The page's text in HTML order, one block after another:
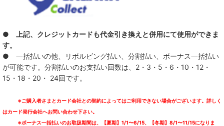
● 上記、クレジットカードも代金引き換えと併用にて使用ができま
す。
● 一括払いの他、リボルビング払い、分割払い、ボーナス一括払い
が可能です。分割払いのお支払い回数は、2・3・5・6・10・12・
15・18・20・ 24回です。
※ご購入者さまとカード会社との契約によってはご利用できない場合がございます。詳しく
はカード発行会社へお問い合わせ下さい。
※ボーナス一括払いのお取扱期間は、【夏期】1/1〜6/15、【冬期】8/1〜11/15になりま